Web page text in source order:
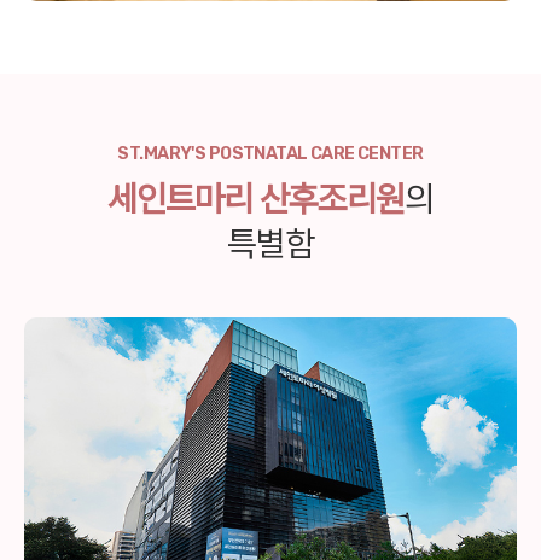
ST.MARY'S POSTNATAL CARE CENTER
세인트마리 산후조리원의
특별함